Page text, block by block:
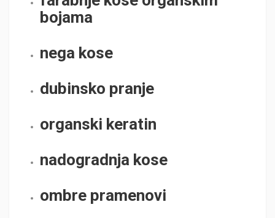
bojama
nega kose
dubinsko pranje
organski keratin
nadogradnja kose
ombre pramenovi